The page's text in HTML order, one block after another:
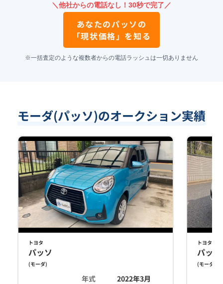
＼他社からの電話なし！30秒で完了／
あなたのパッソ の
「現状価格」を知る
※一括査定のような複数者からの電話ラッシュは一切ありません
モーダ(パッソ)のオークション実績
トヨタ
パッソ
(モーダ)
年式
2022年3月
トヨタ
パッソ
(モーダ